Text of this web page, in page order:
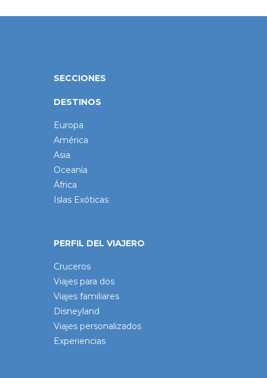
SECCIONES
DESTINOS
Europa
América
Asia
Oceanía
África
Islas Exóticas
PERFIL DEL VIAJERO
Cruceros
Viajes para dos
Viajes familiares
Disneyland
Viajes personalizados
Experiencias